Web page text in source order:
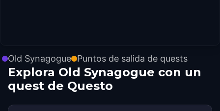
Old Synagogue Puntos de salida de quests
Explora Old Synagogue con un
quest de Questo